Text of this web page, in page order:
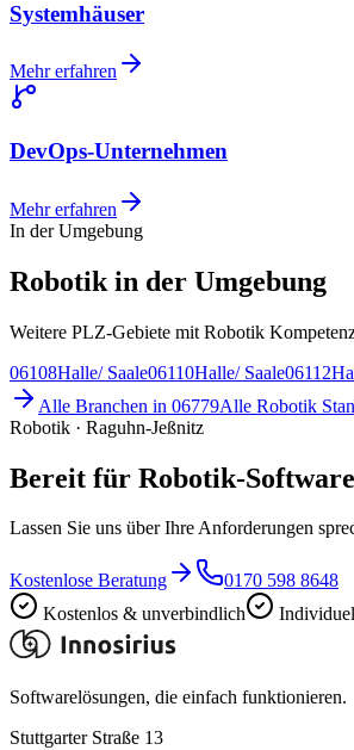
Systemhäuser
Mehr erfahren
DevOps-Unternehmen
Mehr erfahren
In der Umgebung
Robotik in der Umgebung
Weitere PLZ-Gebiete mit Robotik
06108Halle/ Saale06110Halle/ Saale06112
Alle Branchen in 06779Alle Robotik
Robotik · Raguhn-Jeßnitz
Bereit für Robotik-
Lassen Sie uns über Ihre Anforderungen
Kostenlose Beratung
0170 598 8648
Kostenlos & unverbindlich
Softwarelösungen, die einfach funktionieren.
Stuttgarter Straße 13